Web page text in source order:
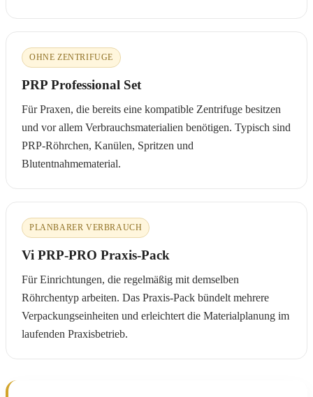
OHNE ZENTRIFUGE
PRP Professional Set
Für Praxen, die bereits eine kompatible Zentrifuge besitzen
und vor allem Verbrauchsmaterialien benötigen. Typisch sind
PRP-Röhrchen, Kanülen, Spritzen und
Blutentnahmematerial.
PLANBARER VERBRAUCH
Vi PRP-PRO Praxis-Pack
Für Einrichtungen, die regelmäßig mit demselben
Röhrchentyp arbeiten. Das Praxis-Pack bündelt mehrere
Verpackungseinheiten und erleichtert die Materialplanung im
laufenden Praxisbetrieb.